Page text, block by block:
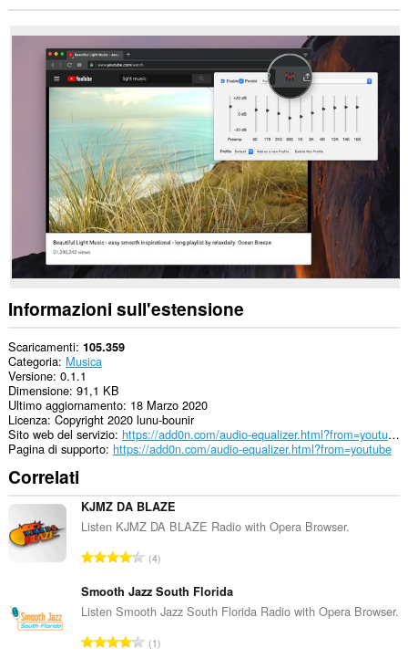
estensione
accedere
estensione
accedere
schede
alle
di
navigazione.
Informazioni sull'estensione
Scaricamenti 105.359
Categoria Musica
Versione 0.1.1
Dimensione 91,1 KB
Ultimo aggiornamento 18 Marzo 2020
Licenza Copyright 2020 lunu-bounir
Sito web del servizio
https://add0n.com/audio-equalizer.html?from=youtube
Pagina di supporto https://add0n.com/audio-equalizer.html?from=youtube
Correlati
KJMZ DA BLAZE
Listen KJMZ DA BLAZE Radio with Opera Browser.
N
m
e
o
4
Smooth Jazz South Florida
Listen Smooth Jazz South Florida Radio with Opera Browser.
N1